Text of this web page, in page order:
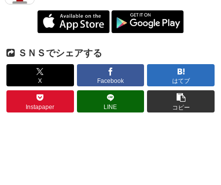
ＳＮＳでシェアする
X Facebook はてブ
Instapaper LINE コピー